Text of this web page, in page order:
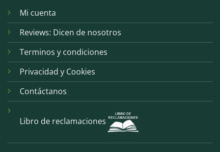
Mi cuenta
Reviews: Dicen de nosotros
Terminos y condiciones
Privacidad y Cookies
Contáctanos
Libro de reclamaciones